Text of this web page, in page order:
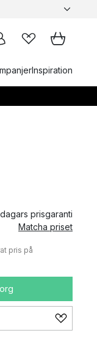
Inspiration
prisgaranti
Matcha priset
pris på